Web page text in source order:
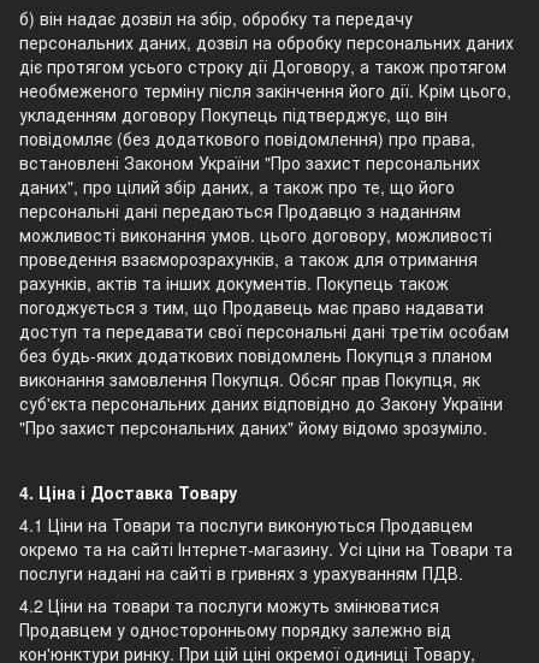
б) він надає дозвіл на збір, обробку та передачу
персональних даних, дозвіл на обробку персональних даних
діє протягом усього строку дії Договору, а також протягом
необмеженого терміну після закінчення його дії. Крім цього,
укладенням договору Покупець підтверджує, що він
повідомляє (без додаткового повідомлення) про права,
встановлені Законом України "Про захист персональних
даних", про цілий збір даних, а також про те, що його
персональні дані передаються Продавцю з наданням
можливості виконання умов. цього договору, можливості
проведення взаєморозрахунків, а також для отримання
рахунків, актів та інших документів. Покупець також
погоджується з тим, що Продавець має право надавати
доступ та передавати свої персональні дані третім особам
без будь-яких додаткових повідомлень Покупця з планом
виконання замовлення Покупця. Обсяг прав Покупця, як
суб'єкта персональних даних відповідно до Закону України
"Про захист персональних даних" йому відомо зрозуміло.
4. Ціна і Доставка Товару
4.1 Ціни на Товари та послуги виконуються Продавцем
окремо та на сайті Інтернет-магазину. Усі ціни на Товари та
послуги надані на сайті в гривнях з урахуванням ПДВ.
4.2 Ціни на товари та послуги можуть змінюватися
Продавцем у односторонньому порядку залежно від
кон'юнктури ринку. При цій ціні окремої одиниці Товару,